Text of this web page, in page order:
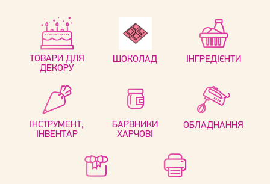
ТОВАРИ ДЛЯ
ДЕКОРУ
ШОКОЛАД ІНГРЕДІЄНТИ
ІНСТРУМЕНТ,
ІНВЕНТАР
БАРВНИКИ
ХАРЧОВІ
ОБЛАДНАННЯ